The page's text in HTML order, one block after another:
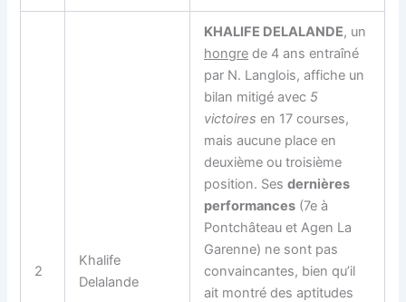
2
Khalife
Delalande
KHALIFE DELALANDE, un
hongre de 4 ans entraîné
par N. Langlois, affiche un
bilan mitigé avec 5
victoires en 17 courses,
mais aucune place en
deuxième ou troisième
position. Sesdernières
performances (7e à
Pontchâteau et Agen La
Garenne) ne sont pas
convaincantes, bien qu’il
ait montré des aptitudes